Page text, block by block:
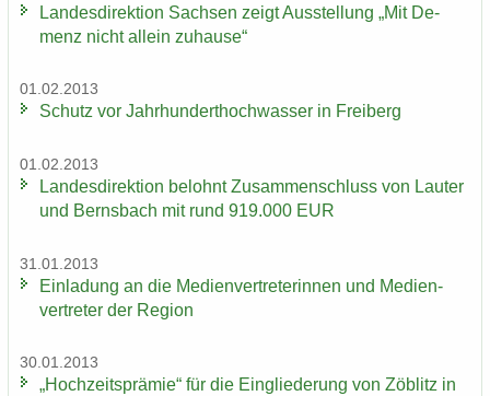
Lan­des­di­rek­ti­on Sach­sen zeigt Aus­stel­lung „Mit De­
menz nicht al­lein zu­hau­se“
01.02.2013
Schutz vor Jahr­hun­dert­hoch­was­ser in Frei­berg
01.02.2013
Lan­des­di­rek­ti­on be­lohnt Zu­sam­men­schluss von Lau­ter
und Berns­bach mit rund 919.000 EUR
31.01.2013
Ein­la­dung an die Me­di­en­ver­tre­te­rin­nen und Me­di­en­
ver­tre­ter der Re­gi­on
30.01.2013
„Hoch­zeits­prä­mie“ für die Ein­glie­de­rung von Zö­blitz in